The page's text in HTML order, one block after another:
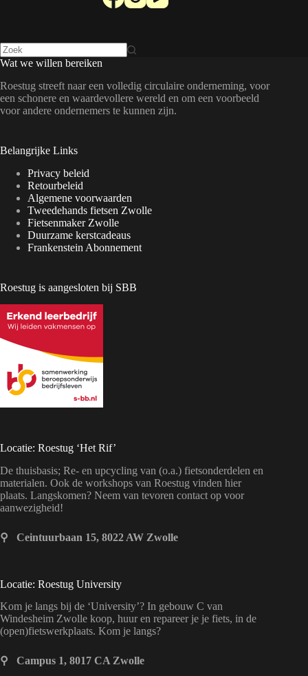
Wat we willen bereiken
Roestug streeft naar een volledig circulaire onderneming, voor
een schonere en waardevollere wereld en om een voorbeeld
voor andere ondernemers te kunnen zijn.
Belangrijke Links
Privacy beleid
Retourbeleid
Algemene voorwaarden
Tweedehands fietsen Zwolle
Fietsenmaker Zwolle
Duurzame kerstcadeaus
Frankenstein Abonnement
Roestug is aangesloten bij SBB
Locatie: Roestug ‘Het Rif’
De thuisbasis; Re- en upcycling van (o.a.) fietsonderdelen en
materialen. Ook de workshops van Roestug vinden hier
plaats. Langskomen? Neem van tevoren contact op voor
aanwezigheid!
⚲ Ceintuurbaan 15, 8022 AW Zwolle
Locatie: Roestug University
Kom je langs bij de ‘University’? In gebouw C van
Windesheim Zwolle koop, huur en repareer je je fiets, in de
(open)fietswerkplaats. Kom je langs?
⚲ Campus 1, 8017 CA Zwolle